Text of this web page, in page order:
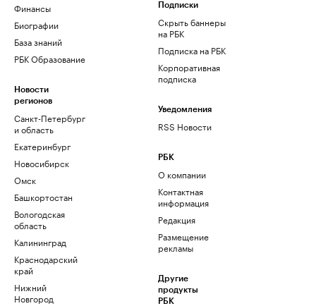
Финансы
Биографии
База знаний
РБК Образование
Новости
регионов
Санкт-Петербург
и область
Екатеринбург
Новосибирск
Омск
Башкортостан
Вологодская
область
Калининград
Краснодарский
край
Нижний
Новгород
Подписки
Скрыть баннеры
на РБК
Подписка на РБК
Корпоративная
подписка
Уведомления
RSS Новости
РБК
О компании
Контактная
информация
Редакция
Размещение
рекламы
Другие
продукты
РБК